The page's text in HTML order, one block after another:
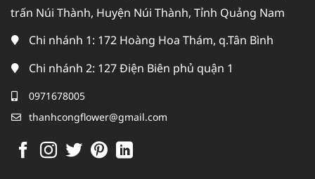
trấn Núi Thành, Huyện Núi Thành, Tỉnh Quảng Nam
Chi nhánh 1: 172 Hoàng Hoa Thám, q.Tân Bình
Chi nhánh 2: 127 Điện Biên phủ quận 1
0971678005
thanhcongflower@gmail.com